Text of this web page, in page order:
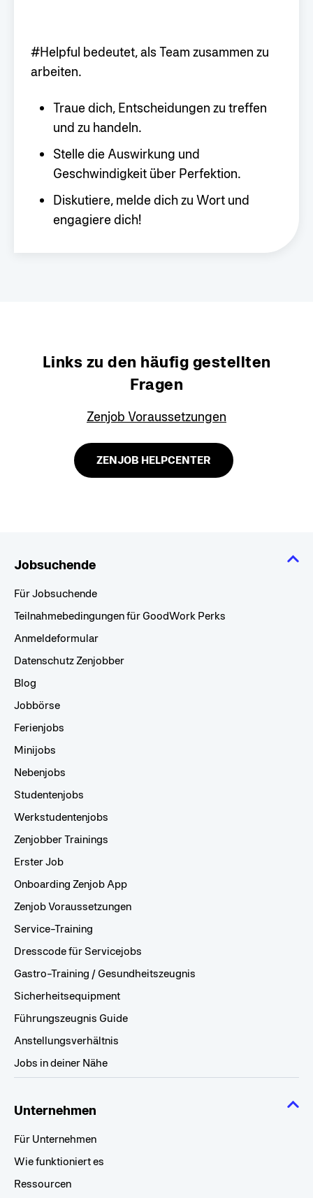
#Helpful bedeutet, als Team zusammen zu
arbeiten.
Traue dich, Entscheidungen zu treffen
und zu handeln.
Stelle die Auswirkung und
Geschwindigkeit über Perfektion.
Diskutiere, melde dich zu Wort und
engagiere dich!
Links zu den häufig gestellten
Fragen
Zenjob Voraussetzungen
ZENJOB HELPCENTER
Jobsuchende
Für Jobsuchende
Teilnahmebedingungen für GoodWork Perks
Anmeldeformular
Datenschutz Zenjobber
Blog
Jobbörse
Ferienjobs
Minijobs
Nebenjobs
Studentenjobs
Werkstudentenjobs
Zenjobber Trainings
Erster Job
Onboarding Zenjob App
Zenjob Voraussetzungen
Service-Training
Dresscode für Servicejobs
Gastro-Training / Gesundheitszeugnis
Sicherheitsequipment
Führungszeugnis Guide
Anstellungsverhältnis
Jobs in deiner Nähe
Unternehmen
Für Unternehmen
Wie funktioniert es
Ressourcen